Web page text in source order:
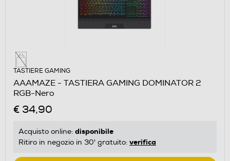
TASTIERE GAMING
AAAMAZE - TASTIERA GAMING DOMINATOR 2
RGB-Nero
€ 34,90
Acquisto online: disponibile
Ritiro in negozio in 30' gratuito: verifica